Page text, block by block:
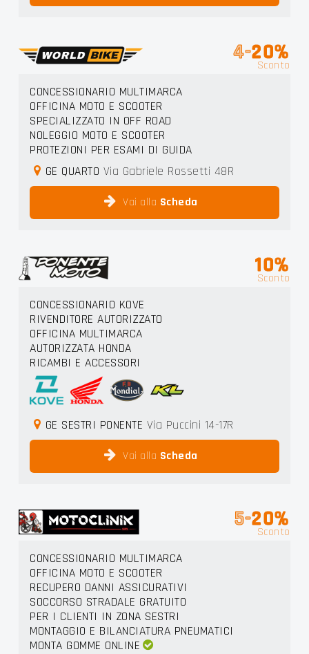
4-20%
Sconto
CONCESSIONARIO MULTIMARCA
OFFICINA MOTO E SCOOTER
SPECIALIZZATO IN OFF ROAD
NOLEGGIO MOTO E SCOOTER
PROTEZIONI PER ESAMI DI GUIDA
GE QUARTO Via Gabriele Rossetti 48R
Vai alla Scheda
10%
Sconto
CONCESSIONARIO KOVE
RIVENDITORE AUTORIZZATO
OFFICINA MULTIMARCA
AUTORIZZATA HONDA
RICAMBI E ACCESSORI
GE SESTRI PONENTE Via Puccini 14-17R
Vai alla Scheda
5-20%
Sconto
CONCESSIONARIO MULTIMARCA
OFFICINA MOTO E SCOOTER
RECUPERO DANNI ASSICURATIVI
SOCCORSO STRADALE GRATUITO
PER I CLIENTI IN ZONA SESTRI
MONTAGGIO E BILANCIATURA PNEUMATICI
MONTA GOMME ONLINE